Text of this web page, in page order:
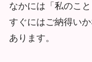
なかには「私のこ
すぐにはご納得い
あります。